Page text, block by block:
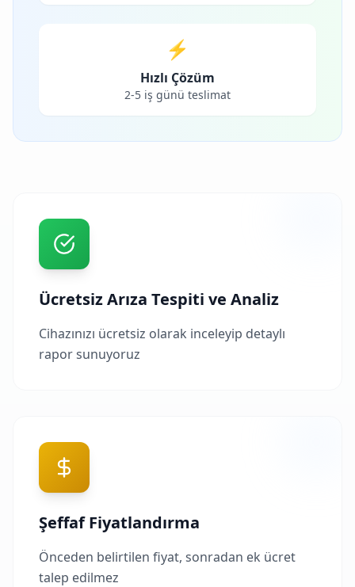
⚡
Hızlı Çözüm
2-5 iş günü teslimat
Ücretsiz Arıza Tespiti ve Analiz
Cihazınızı ücretsiz olarak inceleyip detaylı
rapor sunuyoruz
Şeffaf Fiyatlandırma
Önceden belirtilen fiyat, sonradan ek ücret
talep edilmez